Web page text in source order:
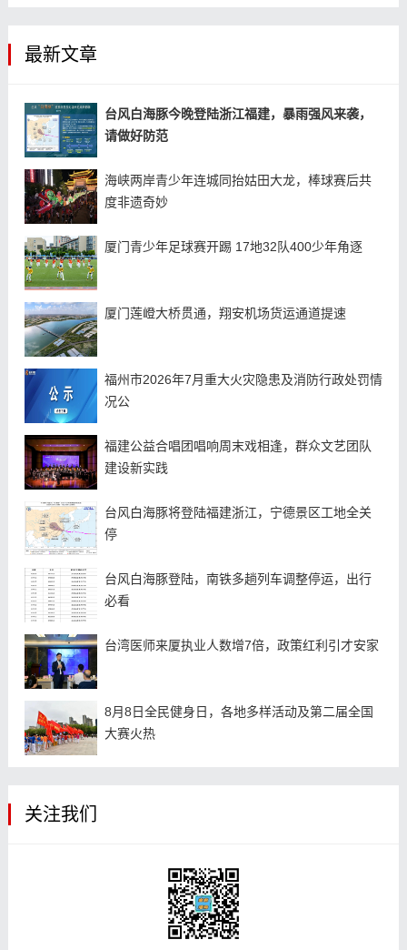
最新文章
台风白海豚今晚登陆浙江福建，暴雨强风来袭，
请做好防范
海峡两岸青少年连城同抬姑田大龙，棒球赛后共
度非遗奇妙
厦门青少年足球赛开踢 17地32队400少年角逐
厦门莲嶝大桥贯通，翔安机场货运通道提速
福州市2026年7月重大火灾隐患及消防行政处罚情
况公
福建公益合唱团唱响周末戏相逢，群众文艺团队
建设新实践
台风白海豚将登陆福建浙江，宁德景区工地全关
停
台风白海豚登陆，南铁多趟列车调整停运，出行
必看
台湾医师来厦执业人数增7倍，政策红利引才安家
8月8日全民健身日，各地多样活动及第二届全国
大赛火热
关注我们